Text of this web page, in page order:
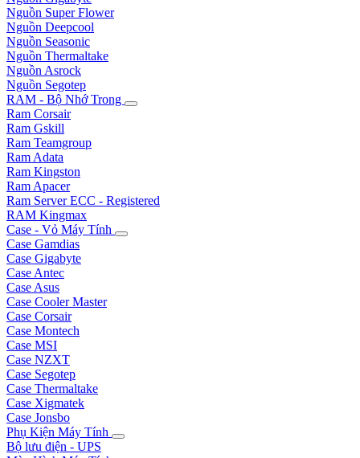
Nguồn Super Flower
Nguồn Deepcool
Nguồn Seasonic
Nguồn Thermaltake
Nguồn Asrock
Nguồn Segotep
RAM - Bộ Nhớ Trong
Ram Corsair
Ram Gskill
Ram Teamgroup
Ram Adata
Ram Kingston
Ram Apacer
Ram Server ECC - Registered
RAM Kingmax
Case - Vỏ Máy Tính
Case Gamdias
Case Gigabyte
Case Antec
Case Asus
Case Cooler Master
Case Corsair
Case Montech
Case MSI
Case NZXT
Case Segotep
Case Thermaltake
Case Xigmatek
Case Jonsbo
Phụ Kiện Máy Tính
Bộ lưu điện - UPS